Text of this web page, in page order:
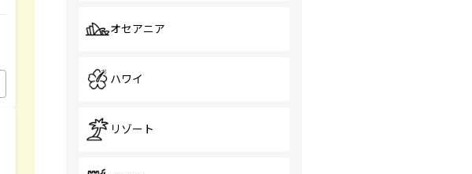
オセアニア
ハワイ
リゾート